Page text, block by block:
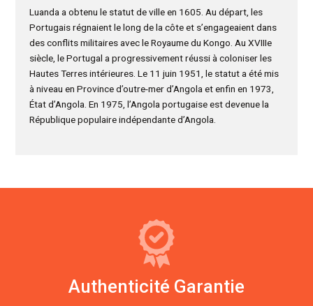
Luanda a obtenu le statut de ville en 1605. Au départ, les
Portugais régnaient le long de la côte et s’engageaient dans
des conflits militaires avec le Royaume du Kongo. Au XVIIIe
siècle, le Portugal a progressivement réussi à coloniser les
Hautes Terres intérieures. Le 11 juin 1951, le statut a été mis
à niveau en Province d’outre-mer d’Angola et enfin en 1973,
État d’Angola. En 1975, l’Angola portugaise est devenue la
République populaire indépendante d’Angola.
Authenticité Garantie